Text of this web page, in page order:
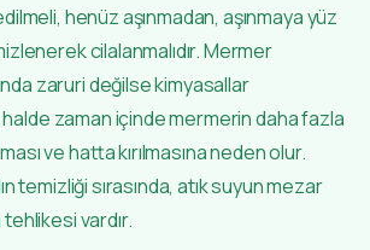
henüz aşınmadan, aşınmaya yüz
cilalanmalıdır. Mermer
zaruri değilse kimyasallar
halde zaman içinde mermerin daha fazla
ve hatta kırılmasına neden olur.
temizliği sırasında, atık suyun mezar
vardır.